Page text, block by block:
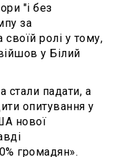
"і без
за
своїй ролі у тому,
у Білий
стали падати, а
опитування у
нової
громадян».